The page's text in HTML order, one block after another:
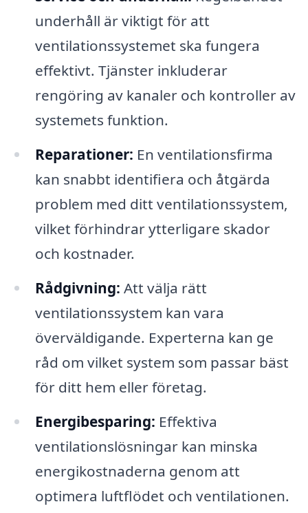
underhåll är viktigt för att
ventilationssystemet ska fungera
effektivt. Tjänster inkluderar
rengöring av kanaler och kontroller av
systemets funktion.
Reparationer: En ventilationsfirma
kan snabbt identifiera och åtgärda
problem med ditt ventilationssystem,
vilket förhindrar ytterligare skador
och kostnader.
Rådgivning: Att välja rätt
ventilationssystem kan vara
överväldigande. Experterna kan ge
råd om vilket system som passar bäst
för ditt hem eller företag.
Energibesparing: Effektiva
ventilationslösningar kan minska
energikostnaderna genom att
optimera luftflödet och ventilationen.